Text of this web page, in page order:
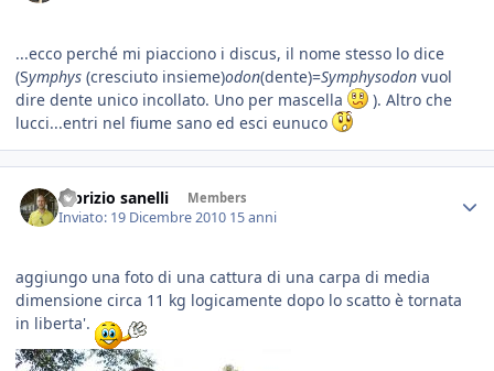
...ecco perché mi piacciono i discus, il nome stesso lo dice
(Symphys (cresciuto insieme)odon(dente)=Symphysodon vuol
dire dente unico incollato. Uno per mascella
). Altro che
lucci...entri nel fiume sano ed esci eunuco
fabrizio sanelli Members
Inviato: 19 Dicembre 2010 15 anni
aggiungo una foto di una cattura di una carpa di media
dimensione circa 11 kg logicamente dopo lo scatto è tornata
in liberta'.